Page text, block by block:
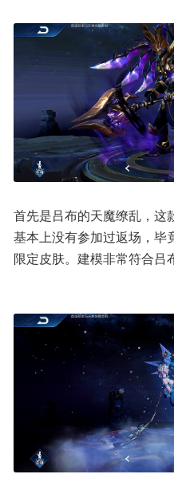
首先是吕布的天魔缭乱，这
基本上没有参加过返场，毕
限定皮肤。建模非常符合吕